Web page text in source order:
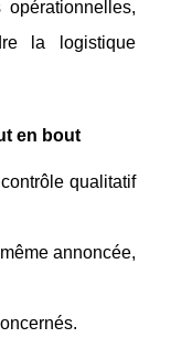
la logistique
en bout
qualitatif
annoncée,